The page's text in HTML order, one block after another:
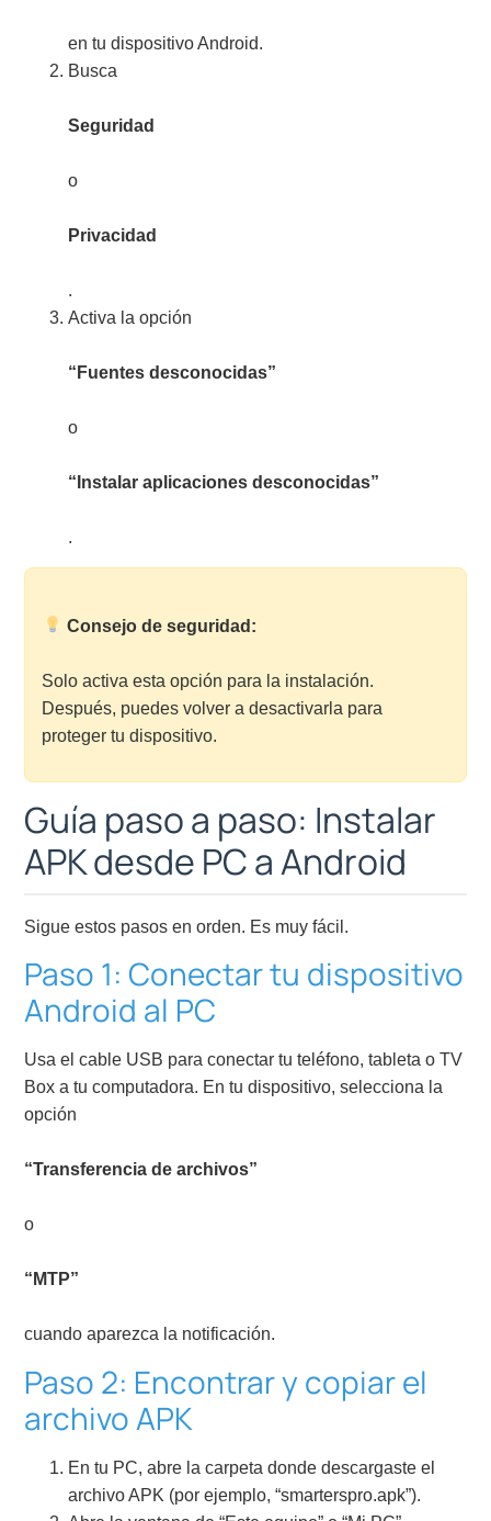
en tu dispositivo Android.
Busca
Seguridad
o
Privacidad
.
Activa la opción
“Fuentes desconocidas”
o
“Instalar aplicaciones desconocidas”
.
Consejo de seguridad:
Solo activa esta opción para la instalación.
Después, puedes volver a desactivarla para
proteger tu dispositivo.
Guía paso a paso: Instalar
APK desde PC a Android
Sigue estos pasos en orden. Es muy fácil.
Paso 1: Conectar tu dispositivo
Android al PC
Usa el cable USB para conectar tu teléfono, tableta o TV
Box a tu computadora. En tu dispositivo, selecciona la
opción
“Transferencia de archivos”
o
“MTP”
cuando aparezca la notificación.
Paso 2: Encontrar y copiar el
archivo APK
En tu PC, abre la carpeta donde descargaste el
archivo APK (por ejemplo, “smarterspro.apk”).